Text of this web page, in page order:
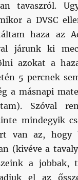
tavaszról.
a DVSC
haza az
járunk ki
azokat a
5 percnek
a másnapi
Szóval
mindegyik
van az, hogy
(kivéve a
a jobbak,
el az